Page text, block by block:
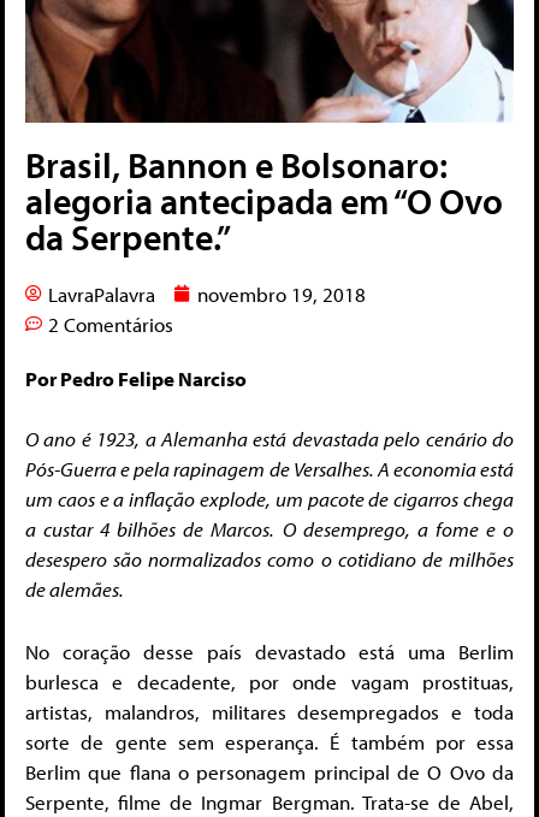
Brasil, Bannon e Bolsonaro:
alegoria antecipada em “O Ovo
da Serpente.”
LavraPalavra
novembro 19, 2018
2 Comentários
Por Pedro Felipe Narciso
O ano é 1923, a Alemanha está devastada pelo cenário do
Pós-Guerra e pela rapinagem de Versalhes. A economia está
um caos e a inflação explode, um pacote de cigarros chega
a custar 4 bilhões de Marcos. O desemprego, a fome e o
desespero são normalizados como o cotidiano de milhões
de alemães.
No coração desse país devastado está uma Berlim
burlesca e decadente, por onde vagam prostituas,
artistas, malandros, militares desempregados e toda
sorte de gente sem esperança. É também por essa
Berlim que flana o personagem principal de O Ovo da
Serpente, filme de Ingmar Bergman. Trata-se de Abel,